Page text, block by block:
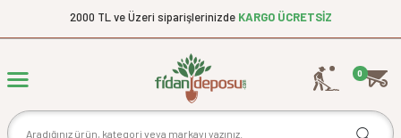
2000 TL ve Üzeri siparişlerinizde KARGO ÜCRETSİZ
0